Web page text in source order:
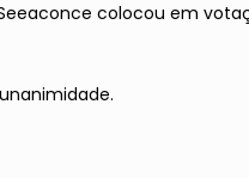
colocou em